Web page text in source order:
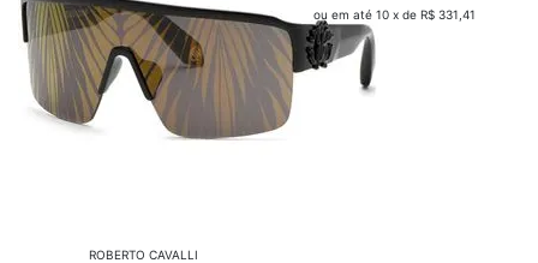
ROBERTO CAVALLI
ou em até 10 x de R$ 331,41